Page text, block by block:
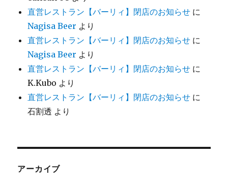
直営レストラン【バーリィ】閉店のお知らせ に
Nagisa Beer より
直営レストラン【バーリィ】閉店のお知らせ に
Nagisa Beer より
直営レストラン【バーリィ】閉店のお知らせ に
K.Kubo より
直営レストラン【バーリィ】閉店のお知らせ に
石割透 より
アーカイブ